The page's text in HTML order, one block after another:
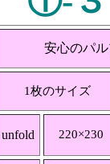
安心のパ
1枚のサイズ
unfold 220×230